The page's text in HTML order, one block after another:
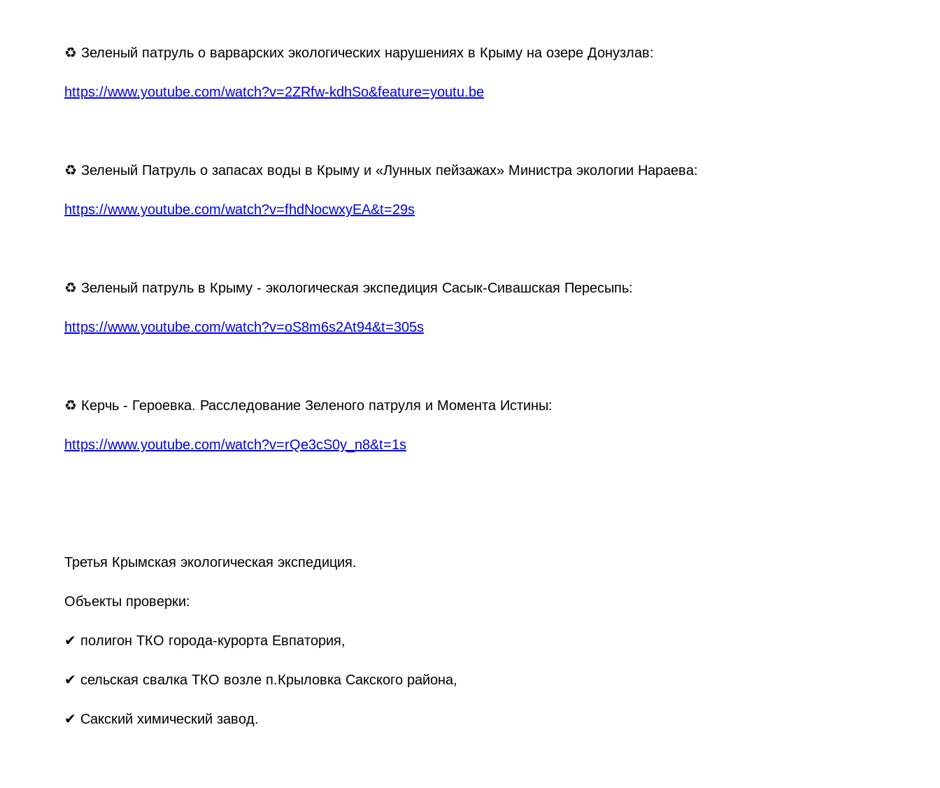
♻ Зеленый патруль о варварских экологических нарушениях в Крыму на озере Донузлав:
https://www.youtube.com/watch?v=2ZRfw-kdhSo&feature=youtu.be
♻ Зеленый Патруль о запасах воды в Крыму и «Лунных пейзажах» Министра экологии Нараева:
https://www.youtube.com/watch?v=fhdNocwxyEA&t=29s
♻ Зеленый патруль в Крыму - экологическая экспедиция Сасык-Сивашская Пересыпь:
https://www.youtube.com/watch?v=oS8m6s2At94&t=305s
♻ Керчь - Героевка. Расследование Зеленого патруля и Момента Истины:
https://www.youtube.com/watch?v=rQe3cS0y_n8&t=1s
Третья Крымская экологическая экспедиция.
Объекты проверки:
✔ полигон ТКО города-курорта Евпатория,
✔ сельская свалка ТКО возле п.Крыловка Сакского района,
✔ Сакский химический завод.